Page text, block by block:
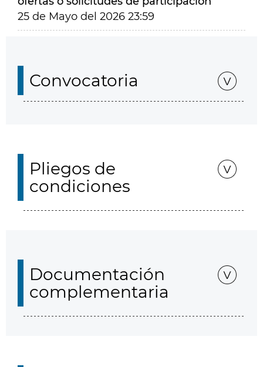
25 de Mayo del 2026 23:59
Convocatoria
Pliegos de
condiciones
Documentación
complementaria